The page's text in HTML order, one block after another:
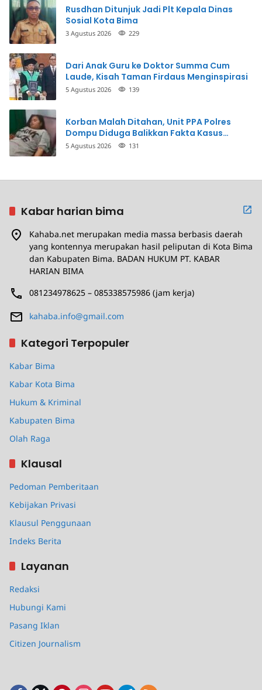
Rusdhan Ditunjuk Jadi Plt Kepala Dinas
Sosial Kota Bima
3 Agustus 2026 229
Dari Anak Guru ke Doktor Summa Cum
Laude, Kisah Taman Firdaus Menginspirasi
5 Agustus 2026 139
Korban Malah Ditahan, Unit PPA Polres
Dompu Diduga Balikkan Fakta Kasus
Penganiayaan
5 Agustus 2026 131
Kabar harian bima
Kahaba.net merupakan media massa berbasis daerah
yang kontennya merupakan hasil peliputan di Kota Bima
dan Kabupaten Bima. BADAN HUKUM PT. KABAR
HARIAN BIMA
081234978625 – 085338575986 (jam kerja)
kahaba.info@gmail.com
Kategori Terpopuler
Kabar Bima
Kabar Kota Bima
Hukum & Kriminal
Kabupaten Bima
Olah Raga
Klausal
Pedoman Pemberitaan
Kebijakan Privasi
Klausul Penggunaan
Indeks Berita
Layanan
Redaksi
Hubungi Kami
Pasang Iklan
Citizen Journalism